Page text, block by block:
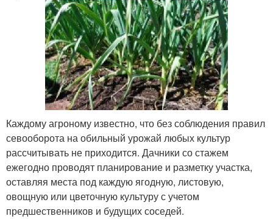
Каждому агроному известно, что без соблюдения правил
севооборота на обильный урожай любых культур
рассчитывать не приходится. Дачники со стажем
ежегодно проводят планирование и разметку участка,
оставляя места под каждую ягодную, листовую,
овощную или цветочную культуру с учетом
предшественников и будущих соседей.